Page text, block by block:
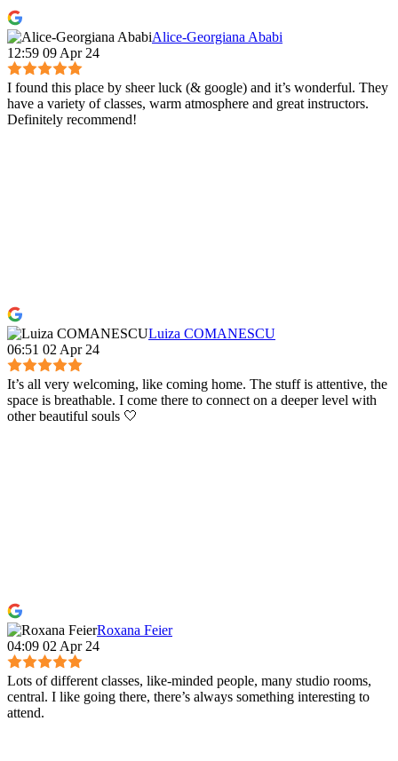
Alice-Georgiana Ababi
12:59 09 Apr 24
I found this place by sheer luck (& google) and it’s wonderful. They
have a variety of classes, warm atmosphere and great instructors.
Definitely recommend!
Luiza COMANESCU
06:51 02 Apr 24
It’s all very welcoming, like coming home. The stuff is attentive, the
space is breathable. I come there to connect on a deeper level with
other beautiful souls 🤍
Roxana Feier
04:09 02 Apr 24
Lots of different classes, like-minded people, many studio rooms,
central. I like going there, there’s always something interesting to
attend.